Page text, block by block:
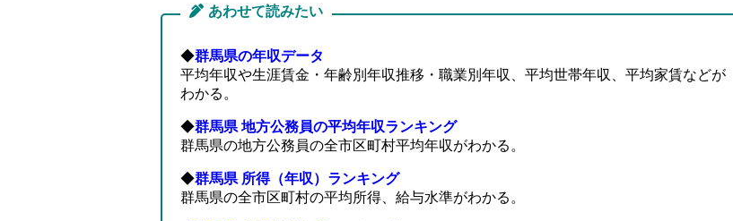
あわせて読みたい
◆群馬県の年収データ
平均年収や生涯賃金・年齢別年収推移・職業別年収、平均世帯年収、平均家賃などが
わかる。
◆群馬県 地方公務員の平均年収ランキング
群馬県の地方公務員の全市区町村平均年収がわかる。
◆群馬県 所得（年収）ランキング
群馬県の全市区町村の平均所得、給与水準がわかる。